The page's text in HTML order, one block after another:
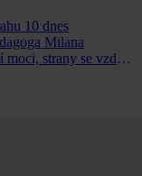
10 dnes
Milana
strany se vzdaly